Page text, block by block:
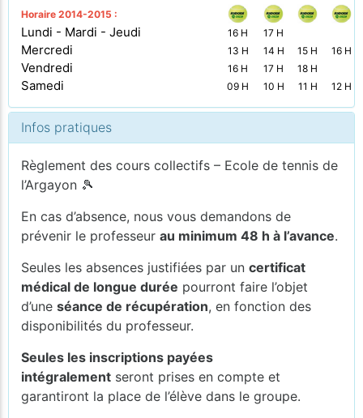
Horaire 2014-2015 :
Lundi - Mardi - Jeudi 16 H 17 H
Mercredi 13 H 14 H 15 H 16 H
Vendredi 16 H 17 H 18 H
Samedi 09 H 10 H 11 H 12 H
Infos pratiques
Règlement des cours collectifs – Ecole de tennis de
l’Argayon 🎾
En cas d’absence, nous vous demandons de
prévenir le professeur au minimum 48 h à l’avance.
Seules les absences justifiées par un certificat
médical de longue durée pourront faire l’objet
d’une séance de récupération, en fonction des
disponibilités du professeur.
Seules les inscriptions payées
intégralement seront prises en compte et
garantiront la place de l’élève dans le groupe.